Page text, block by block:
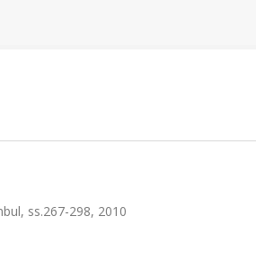
ss.267-298, 2010